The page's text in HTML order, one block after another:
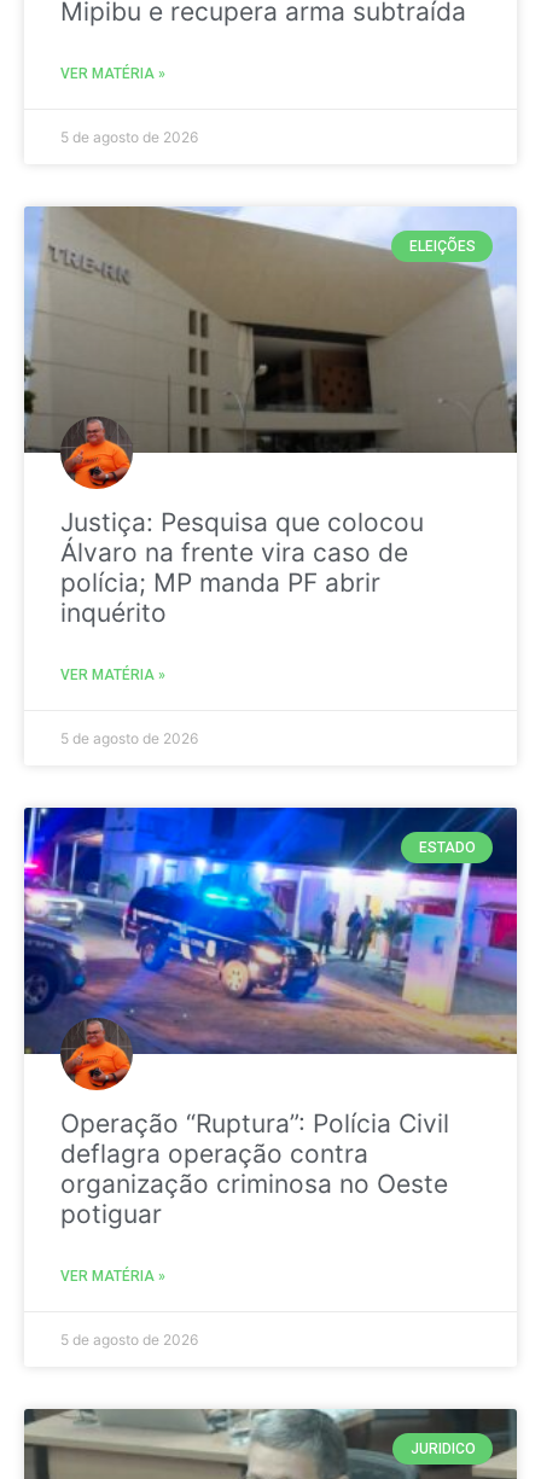
Mipibu e recupera arma subtraída
VER MATÉRIA »
5 de agosto de 2026
ELEIÇÕES
Justiça: Pesquisa que colocou
Álvaro na frente vira caso de
polícia; MP manda PF abrir
inquérito
VER MATÉRIA »
5 de agosto de 2026
ESTADO
Operação “Ruptura”: Polícia Civil
deflagra operação contra
organização criminosa no Oeste
potiguar
VER MATÉRIA »
5 de agosto de 2026
JURIDICO